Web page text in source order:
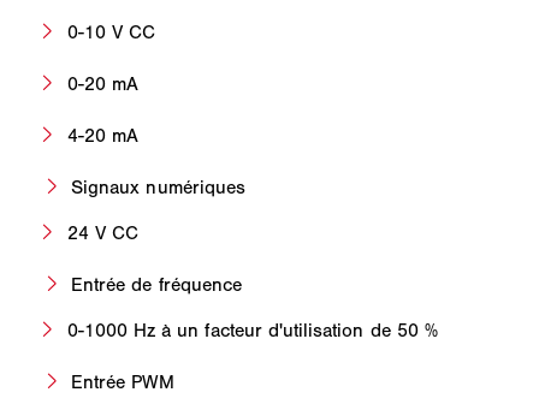
0-10 V CC
0-20 mA
4-20 mA
Signaux numériques
24 V CC
Entrée de fréquence
0-1000 Hz à un facteur d'utilisation de 50 %
Entrée PWM